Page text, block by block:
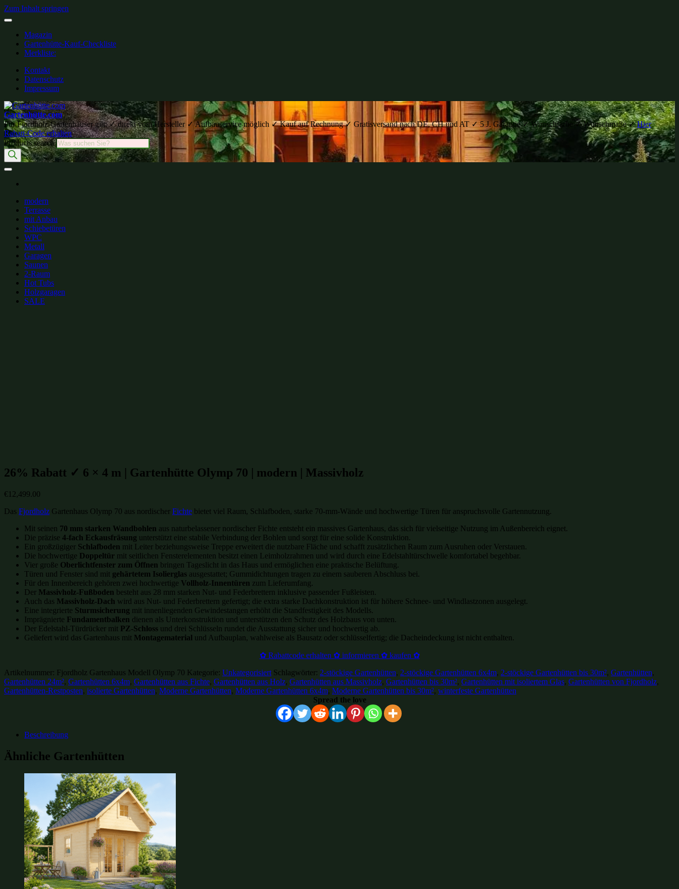
Zum Inhalt springen
Magazin
Gartenhütte-Kauf-Checkliste
Merkliste:
Kontakt
Datenschutz
Impressum
Gartenhütte.com
Für Fjordholz-Gartenhäuser gilt: ✓ direkt vom Hersteller ✓ Aufbauservice möglich ✓ Kauf auf Rechnung ✓ Gratisversand nach DE, CH und AT ✓ 5 J. Garantie ✓ Wunschfarbe ✓ Wunschmaße ✓Hier
Rabatt-Code erhalten
Products search
modern
Terrasse
mit Anbau
Schiebetüren
WPC
Metall
Garagen
Saunen
2-Raum
Hot Tubs
Holzgaragen
SALE
26% Rabatt ✓ 6 × 4 m | Gartenhütte Olymp 70 | modern | Massivholz
€ 12,499.00
Das Fjordholz Gartenhaus Olymp 70 aus nordischer Fichte bietet viel Raum, Schlafboden, starke 70-mm-Wände und hochwertige Türen für anspruchsvolle Gartennutzung.
Mit seinen 70 mm starken Wandbohlen aus naturbelassener nordischer Fichte entsteht ein massives Gartenhaus, das sich für vielseitige Nutzung im Außenbereich eignet.
Die präzise 4-fach Eckausfräsung unterstützt eine stabile Verbindung der Bohlen und sorgt für eine solide Konstruktion.
Ein großzügiger Schlafboden mit Leiter beziehungsweise Treppe erweitert die nutzbare Fläche und schafft zusätzlichen Raum zum Ausruhen oder Verstauen.
Die hochwertige Doppeltür mit seitlichen Fensterelementen besitzt einen Leimholzrahmen und wird durch eine Edelstahltürschwelle komfortabel begehbar.
Vier große Oberlichtfenster zum Öffnen bringen Tageslicht in das Haus und ermöglichen eine praktische Belüftung.
Türen und Fenster sind mit gehärtetem Isolierglas ausgestattet; Gummidichtungen tragen zu einem sauberen Abschluss bei.
Für den Innenbereich gehören zwei hochwertige Vollholz-Innentüren zum Lieferumfang.
Der Massivholz-Fußboden besteht aus 28 mm starken Nut- und Federbrettern inklusive passender Fußleisten.
Auch das Massivholz-Dach wird aus Nut- und Federbrettern gefertigt; die extra starke Dachkonstruktion ist für höhere Schnee- und Windlastzonen ausgelegt.
Eine integrierte Sturmsicherung mit innenliegenden Gewindestangen erhöht die Standfestigkeit des Modells.
Imprägnierte Fundamentbalken dienen als Unterkonstruktion und unterstützen den Schutz des Holzbaus von unten.
Der Edelstahl-Türdrücker mit PZ-Schloss und drei Schlüsseln rundet die Ausstattung sicher und hochwertig ab.
Geliefert wird das Gartenhaus mit Montagematerial und Aufbauplan, wahlweise als Bausatz oder schlüsselfertig; die Dacheindeckung ist nicht enthalten.
✿ Rabattcode erhalten ✿ informieren ✿ kaufen ✿
Artikelnummer: Fjordholz Gartenhaus Modell Olymp 70 Kategorie: Unkategorisiert Schlagwörter: 2-stöckige Gartenhütten, 2-stöckige Gartenhütten 6x4m, 2-stöckige Gartenhütten bis 30m², Gartenhütten,
Gartenhütten 24m², Gartenhütten 6x4m, Gartenhütten aus Fichte, Gartenhütten aus Holz, Gartenhütten aus Massivholz, Gartenhütten bis 30m², Gartenhütten mit isoliertem Glas, Gartenhütten von Fjordholz,
Gartenhütten-Restposten, isolierte Gartenhütten, Moderne Gartenhütten, Moderne Gartenhütten 6x4m, Moderne Gartenhütten bis 30m², winterfeste Gartenhütten
Spread the love
Beschreibung
Ähnliche Gartenhütten